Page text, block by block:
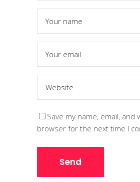
Save my name, email, and
browser for the next time I